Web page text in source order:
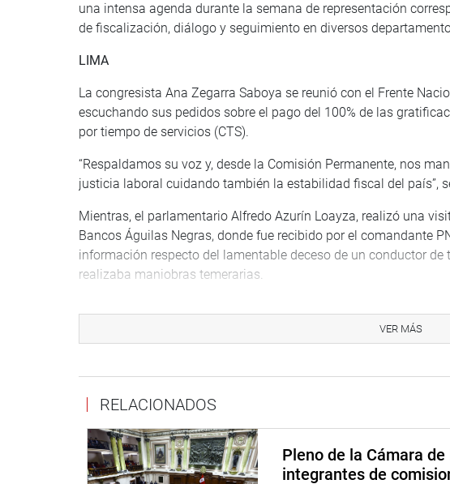
una intensa agenda durante la semana de representación
de fiscalización, diálogo y seguimiento en diversos
LIMA
La congresista Ana Zegarra Saboya se reunió con el Frente
escuchando sus pedidos sobre el pago del 100% de las
por tiempo de servicios (CTS).
“Respaldamos su voz y, desde la Comisión Permanente, nos
justicia laboral cuidando también la estabilidad fiscal del país”,
Mientras, el parlamentario Alfredo Azurín Loayza, realizó una
Bancos Águilas Negras, donde fue recibido por el comandante
información respecto del lamentable deceso de un conductor
realizaba maniobras temerarias.
“Como representantes de la ciudadanía, reafirmamos nuestro
Nacional profesional, debidamente equipada y respetuosa de
VER MÁS
RELACIONADOS
Pleno de la Cámara
integrantes de